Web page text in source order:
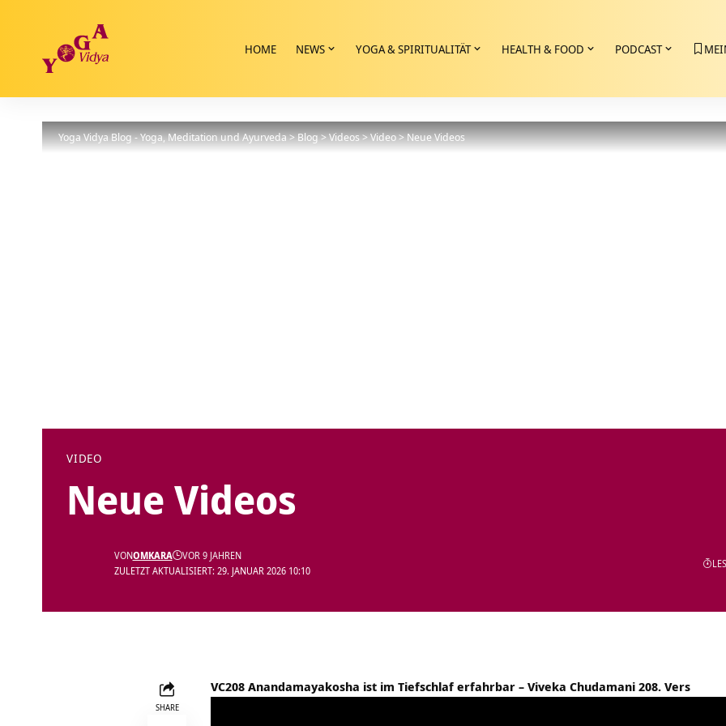
HOME NEWS YOGA & SPIRITUALITÄT HEALTH & FOOD PODCAST
Yoga Vidya Blog - Yoga, Meditation und Ayurveda>Blog>Videos>Video>Neue Videos
VIDEO
Neue Videos
ZULETZT AKTUALISIERT: 29. JANUAR 2026 10:10
VONOMKARA VOR 9 JAHREN
SHARE
VC208 Anandamayakosha ist im Tiefschlaf erfahrbar – Viveka Chudamani 208. Vers